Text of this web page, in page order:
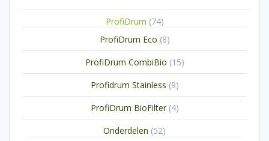
ProfiDrum 7474
ProfiDrum Eco 88
producten
ProfiDrum CombiBio 1515
producten
Profidrum Stainless 99
producten
ProfiDrum BioFilter 44
producten
Onderdelen 5252